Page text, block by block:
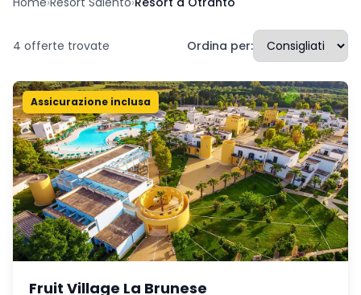
4 offerte trovate Ordina per:
Assicurazione inclusa
Fruit Village La Brunese